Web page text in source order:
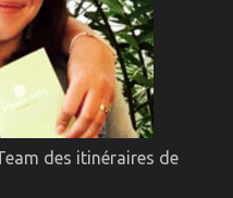
des itinéraires de